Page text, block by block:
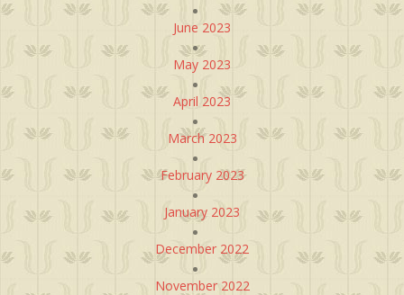
June 2023
May 2023
April 2023
March 2023
February 2023
January 2023
December 2022
November 2022